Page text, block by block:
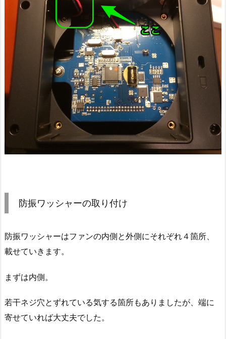
防振ワッシャーの取り付け
防振ワッシャーはファンの内側と外側にそれぞれ４箇所、
載せていきます。
まずは内側。
若干ネジ穴とずれている気する箇所もありましたが、端に
寄せていれば大丈夫でした。